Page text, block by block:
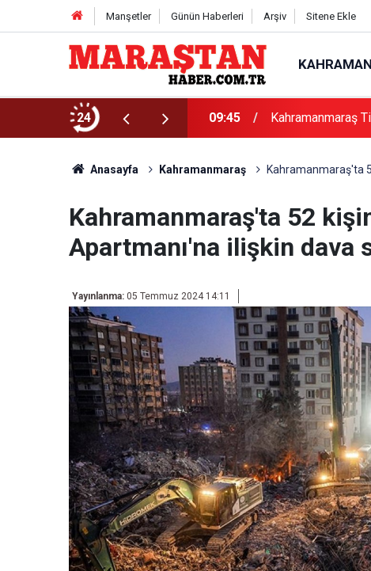
Manşetler Günün Haberleri Arşiv Sitene Ekle
24 09:45 Kahramanmaraş
Anasayfa Kahramanmaraş Kahramanmaraş'ta
Kahramanmaraş'ta 52
Apartmanı'na ilişkin dava
Yayınlanma: 05 Temmuz 2024 14:11